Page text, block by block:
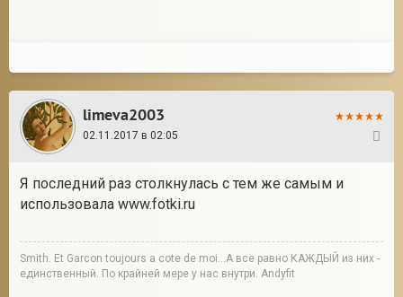
limeva2003
02.11.2017 в 02:05
Я последний раз столкнулась с тем же самым и
использовала www.fotki.ru
Smith. Et Garcon toujours a cote de moi...А все равно КАЖДЫЙ из них -
единственный. По крайней мере у нас внутри. Andyfit